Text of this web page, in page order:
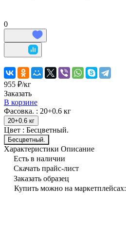
0
955 ₽/кг
Заказать
В корзине
Фасовка. : 20+0.6 кг
20+0.6 кг
Цвет : Бесцветный.
Бесцветный.
Характеристики Описание
Есть в наличии
Скачать прайс-лист
Заказать образец
Купить можно на маркетплейсах: